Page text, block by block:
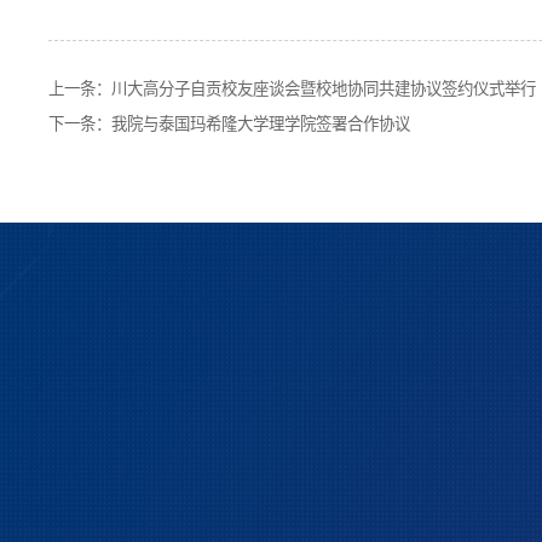
上一条： 川大高分子自贡校友座谈会暨校地协同共建协议签约仪式举行
下一条：我院与泰国玛希隆大学理学院签署合作协议